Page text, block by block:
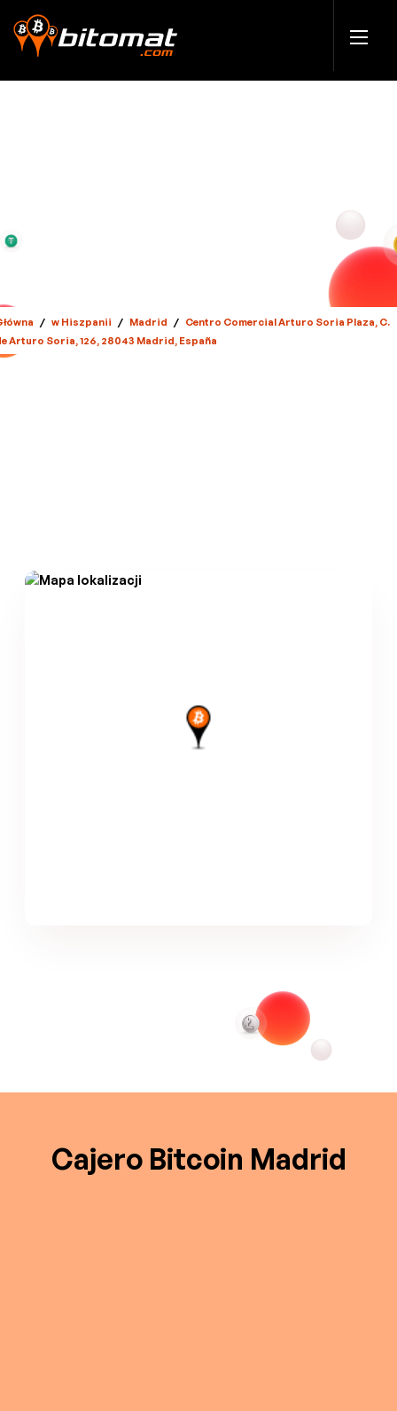
/ w Hiszpanii / Madrid / Centro Comercial Arturo Soria Plaza, C.
Arturo Soria, 126, 28043 Madrid, España
Cajero Bitcoin Madrid